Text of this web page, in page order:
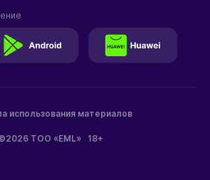
ТОО «EML» 18+
использования материалов